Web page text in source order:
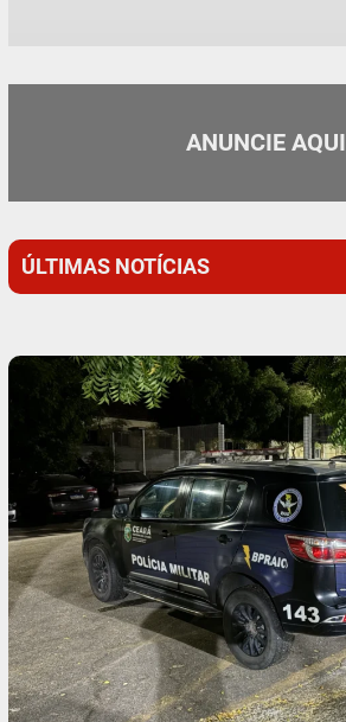
ANUNCIE AQUI
ÚLTIMAS NOTÍCIAS